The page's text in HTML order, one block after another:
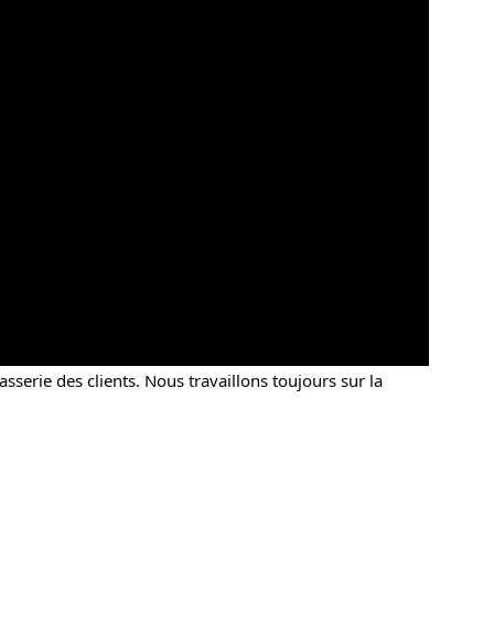
des clients. Nous travaillons toujours sur la